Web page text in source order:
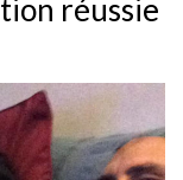
réussie